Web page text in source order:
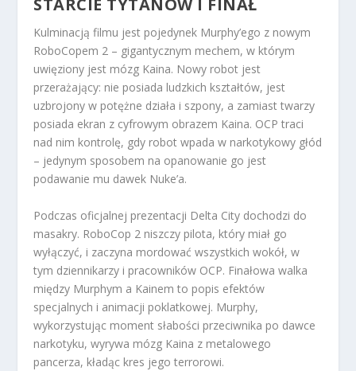
STARCIE TYTANÓW I FINAŁ
Kulminacją filmu jest pojedynek Murphy’ego z nowym
RoboCopem 2 – gigantycznym mechem, w którym
uwięziony jest mózg Kaina. Nowy robot jest
przerażający: nie posiada ludzkich kształtów, jest
uzbrojony w potężne działa i szpony, a zamiast twarzy
posiada ekran z cyfrowym obrazem Kaina. OCP traci
nad nim kontrolę, gdy robot wpada w narkotykowy głód
– jedynym sposobem na opanowanie go jest
podawanie mu dawek Nuke’a.
Podczas oficjalnej prezentacji Delta City dochodzi do
masakry. RoboCop 2 niszczy pilota, który miał go
wyłączyć, i zaczyna mordować wszystkich wokół, w
tym dziennikarzy i pracowników OCP. Finałowa walka
między Murphym a Kainem to popis efektów
specjalnych i animacji poklatkowej. Murphy,
wykorzystując moment słabości przeciwnika po dawce
narkotyku, wyrywa mózg Kaina z metalowego
pancerza, kładąc kres jego terrorowi.